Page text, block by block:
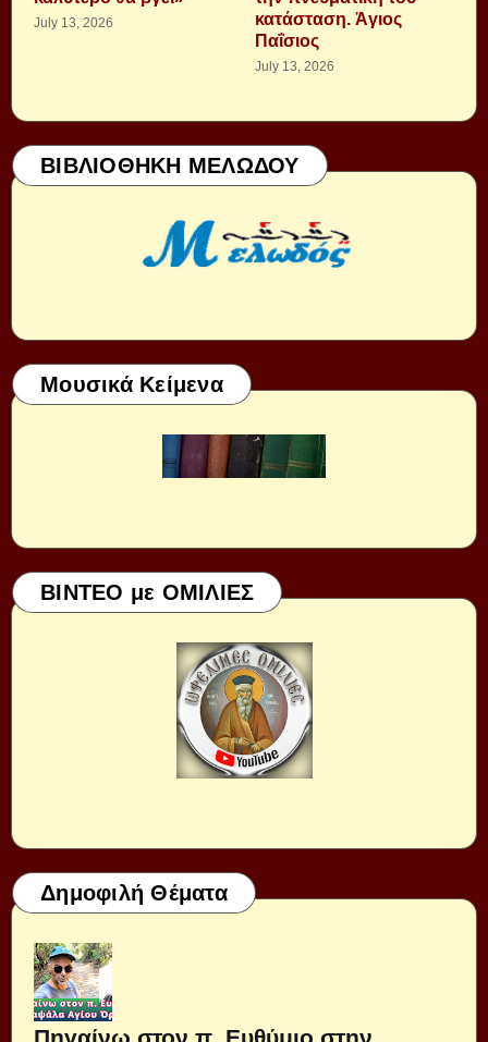
July 13, 2026
κατάσταση. Ἁγιος
Παΐσιος
July 13, 2026
ΒΙΒΛΙΟΘΗΚΗ ΜΕΛΩΔΟΥ
Μουσικά Κείμενα
ΒΙΝΤΕΟ με ΟΜΙΛΙΕΣ
Δημοφιλή Θέματα
Πηγαίνω στον π. Ευθύμιο στην